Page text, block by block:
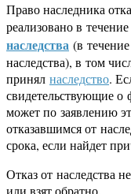
Право наследника
реализовано в
наследства (в
наследства), в том
принял наследство.
свидетельствующие о
может по заявлению
отказавшимся от
срока, если найдет
Отказ от наследства